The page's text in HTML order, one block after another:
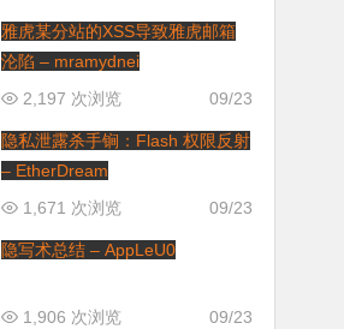
雅虎某分站的XSS导致雅虎邮箱
沦陷 – mramydnei
09/23
2,197 次浏览
隐私泄露杀手锏：Flash 权限反射
– EtherDream
09/23
1,671 次浏览
隐写术总结 – AppLeU0
09/23
1,906 次浏览